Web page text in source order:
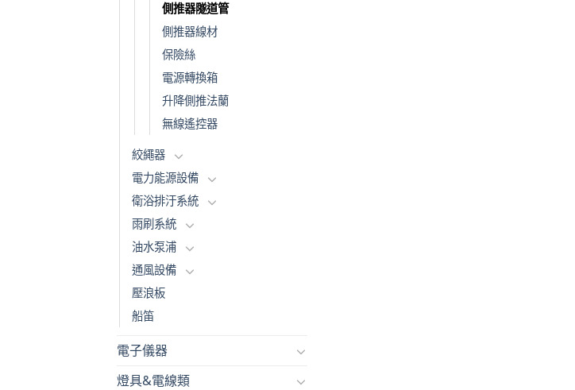
側推器隧道管
側推器線材
保險絲
電源轉換箱
升降側推法蘭
無線遙控器
絞繩器
電力能源設備
衛浴排汙系統
雨刷系統
油水泵浦
通風設備
壓浪板
船笛
電子儀器
燈具&電線類